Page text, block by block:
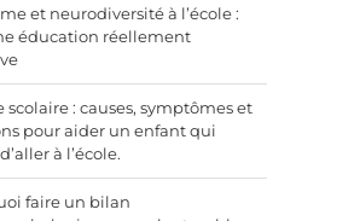
et neurodiversité à l’école :
éducation réellement
scolaire : causes, symptômes et
pour aider un enfant qui
à l’école.
faire un bilan